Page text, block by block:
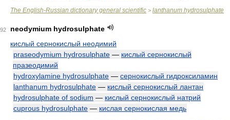
The English-Russian dictionary general scientific > lanthanum hydrosulphate
92
neodymium hydrosulphate
кислый сернокислый неодимий
praseodymium hydrosulphate — кислый сернокислый
празеодимий
hydroxylamine hydrosulphate — сернокислый гидроксиламин
lanthanum hydrosulphate — кислый сернокислый лантан
hydrosulphate of sodium — кислый сернокислый натрий
cuprous hydrosulphate — кислая сернокислая медь